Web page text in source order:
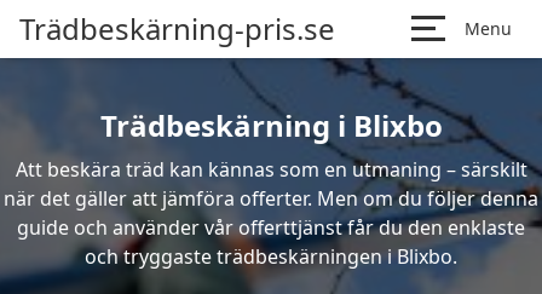
Trädbeskärning-pris.se Menu
Trädbeskärning i Blixbo
Att beskära träd kan kännas som en utmaning – särskilt
när det gäller att jämföra offerter. Men om du följer denna
guide och använder vår offerttjänst får du den enklaste
och tryggaste trädbeskärningen i Blixbo.